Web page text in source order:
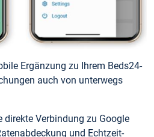
Ergänzung zu Ihrem Beds24-
auch von unterwegs
direkte Verbindung zu Google
und Echtzeit-